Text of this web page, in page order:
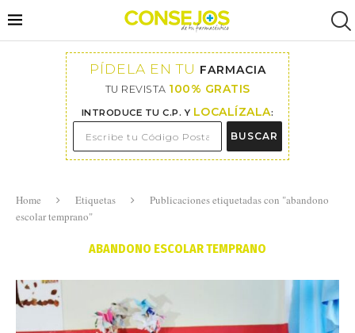
PÍDELA EN TU FARMACIA
TU REVISTA 100% GRATIS
INTRODUCE TU C.P. Y LOCALÍZALA:
BUSCAR
Home Etiquetas
Publicaciones etiquetadas con "abandono
escolar temprano"
ABANDONO ESCOLAR TEMPRANO